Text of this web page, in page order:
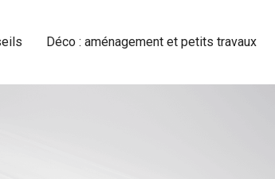
Déco : aménagement et petits travaux